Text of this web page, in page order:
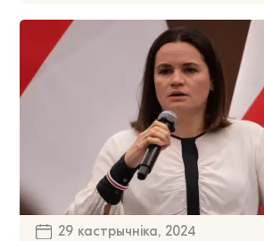
29 кастрычніка, 2024